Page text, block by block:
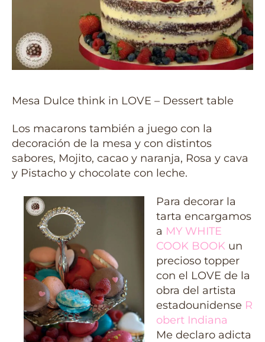
Mesa Dulce think in LOVE – Dessert table
Los macarons también a juego con la
decoración de la mesa y con distintos
sabores, Mojito, cacao y naranja, Rosa y cava
y Pistacho y chocolate con leche.
Para decorar la
tarta encargamos
a MY WHITE
COOK BOOK un
precioso topper
con el LOVE de la
obra del artista
estadounidense R
obert Indiana
Me declaro adicta